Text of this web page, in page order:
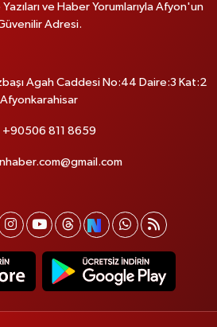
ve Haber Yorumlarıyla Afyon'un
Adresi.
Agah Caddesi No:44 Daire:3 Kat:2
Afyonkarahisar
+90506 811 8659